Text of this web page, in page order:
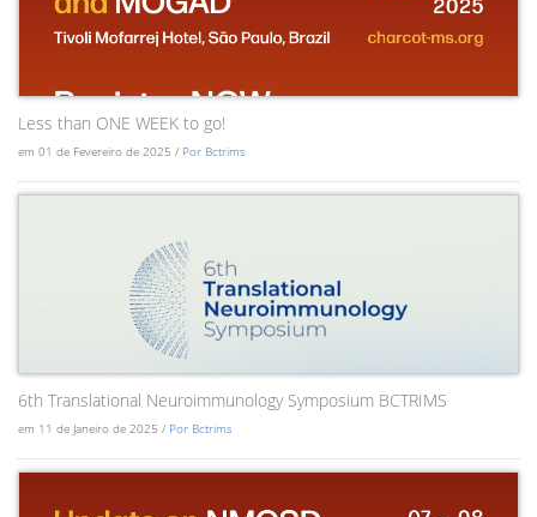
Less than ONE WEEK to go!
em 01 de Fevereiro de 2025 / Por Bctrims
6th Translational Neuroimmunology Symposium BCTRIMS
em 11 de Janeiro de 2025 / Por Bctrims